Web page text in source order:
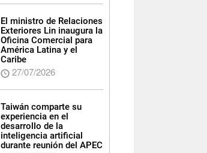
El ministro de Relaciones
Exteriores Lin inaugura la
Oficina Comercial para
América Latina y el
Caribe
27/07/2026
Taiwán comparte su
experiencia en el
desarrollo de la
inteligencia artificial
durante reunión del APEC